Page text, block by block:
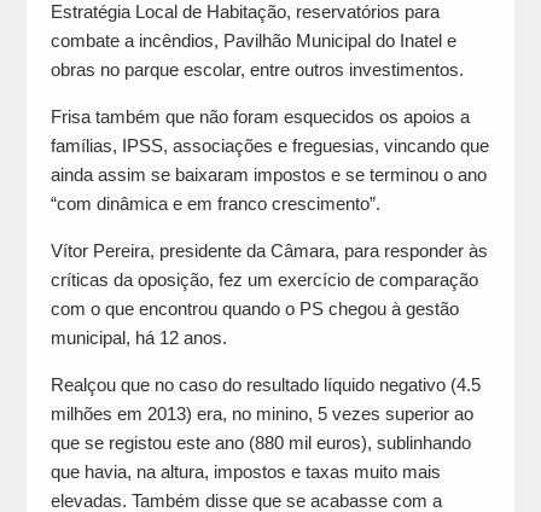
Estratégia Local de Habitação, reservatórios para
combate a incêndios, Pavilhão Municipal do Inatel e
obras no parque escolar, entre outros investimentos.
Frisa também que não foram esquecidos os apoios a
famílias, IPSS, associações e freguesias, vincando que
ainda assim se baixaram impostos e se terminou o ano
“com dinâmica e em franco crescimento”.
Vítor Pereira, presidente da Câmara, para responder às
críticas da oposição, fez um exercício de comparação
com o que encontrou quando o PS chegou à gestão
municipal, há 12 anos.
Realçou que no caso do resultado líquido negativo (4.5
milhões em 2013) era, no minino, 5 vezes superior ao
que se registou este ano (880 mil euros), sublinhando
que havia, na altura, impostos e taxas muito mais
elevadas. Também disse que se acabasse com a